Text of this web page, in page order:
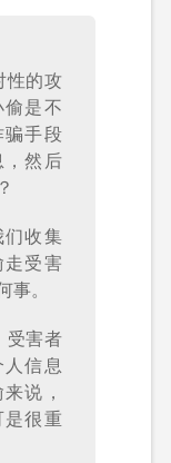
性的攻
是不
手段
然后
收集
受害
。
受害者
信息
说，
很重